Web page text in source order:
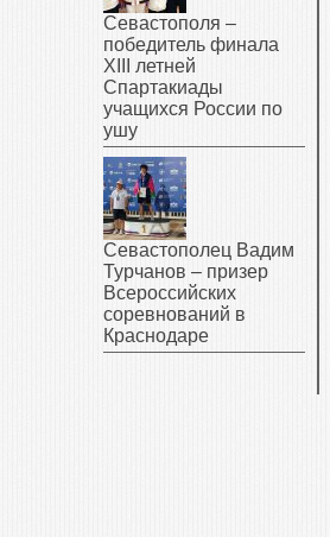
Севастополя –
победитель финала
XIII летней
Спартакиады
учащихся России по
ушу
Севастополец Вадим
Турчанов – призер
Всероссийских
соревнований в
Краснодаре